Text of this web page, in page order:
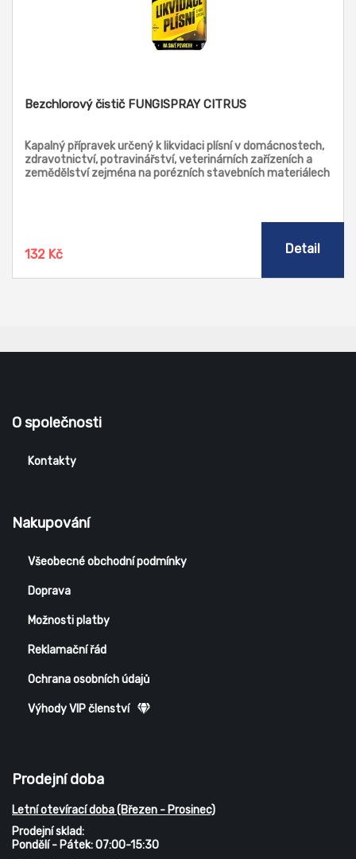
Bezchlorový čistič FUNGISPRAY CITRUS
Kapalný přípravek určený k likvidaci plísní v domácnostech,
zdravotnictví, potravinářství, veterinárních zařízeních a
zemědělství zejména na porézních stavebních materiálech
132 Kč Detail
O společnosti
Kontakty
Nakupování
Všeobecné obchodní podmínky
Doprava
Možnosti platby
Reklamační řád
Ochrana osobních údajů
Výhody VIP členství
Prodejní doba
Letní otevírací doba (Březen - Prosinec)
Prodejní sklad:
Pondělí - Pátek: 07:00-15:30